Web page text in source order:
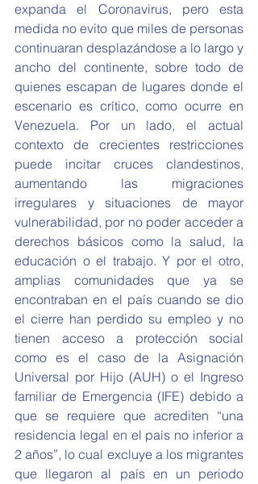
expanda el Coronavirus, pero esta
medida no evito que miles de personas
continuaran desplazándose a lo largo y
ancho del continente, sobre todo de
quienes escapan de lugares donde el
escenario es crítico, como ocurre en
Venezuela. Por un lado, el actual
contexto de crecientes restricciones
puede incitar cruces clandestinos,
aumentando las migraciones
irregulares y situaciones de mayor
vulnerabilidad, por no poder acceder a
derechos básicos como la salud, la
educación o el trabajo. Y por el otro,
amplias comunidades que ya se
encontraban en el país cuando se dio
el cierre han perdido su empleo y no
tienen acceso a protección social
como es el caso de la Asignación
Universal por Hijo (AUH) o el Ingreso
familiar de Emergencia (IFE) debido a
que se requiere que acrediten “una
residencia legal en el país no inferior a
2 años”, lo cual excluye a los migrantes
que llegaron al país en un periodo